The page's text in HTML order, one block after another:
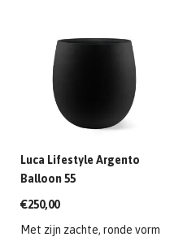
Luca Lifestyle Argento
Balloon 55
€250,00
Met zijn zachte, ronde vorm